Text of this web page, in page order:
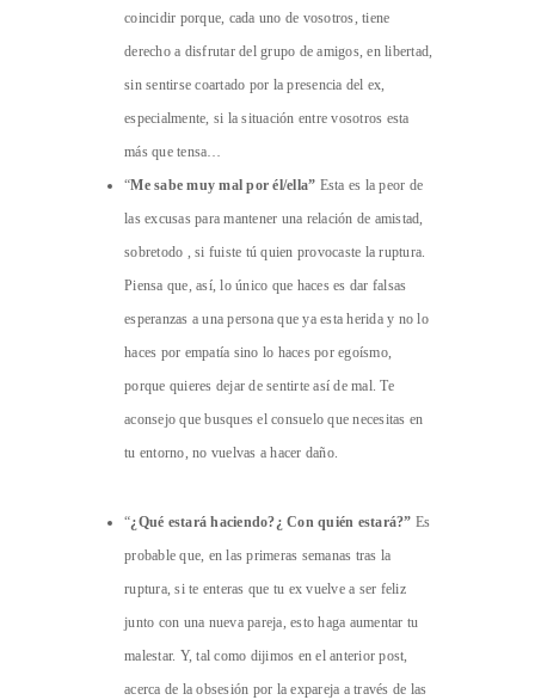
coincidir porque, cada uno de vosotros, tiene
derecho a disfrutar del grupo de amigos, en libertad,
sin sentirse coartado por la presencia del ex,
especialmente, si la situación entre vosotros esta
más que tensa…
“Me sabe muy mal por él/ella” Esta es la peor de
las excusas para mantener una relación de amistad,
sobretodo , si fuiste tú quien provocaste la ruptura.
Piensa que, así, lo único que haces es dar falsas
esperanzas a una persona que ya esta herida y no lo
haces por empatía sino lo haces por egoísmo,
porque quieres dejar de sentirte así de mal. Te
aconsejo que busques el consuelo que necesitas en
tu entorno, no vuelvas a hacer daño.
“¿Qué estará haciendo?¿ Con quién estará?” Es
probable que, en las primeras semanas tras la
ruptura, si te enteras que tu ex vuelve a ser feliz
junto con una nueva pareja, esto haga aumentar tu
malestar. Y, tal como dijimos en el anterior post,
acerca de la obsesión por la expareja a través de las